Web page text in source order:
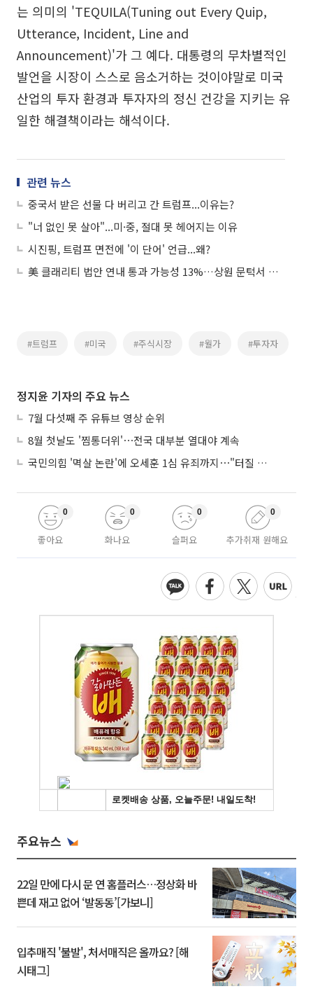
는 의미의 'TEQUILA(Tuning out Every Quip,
Utterance, Incident, Line and
Announcement)'가 그 예다. 대통령의 무차별적인
발언을 시장이 스스로 음소거하는 것이야말로 미국
산업의 투자 환경과 투자자의 정신 건강을 지키는 유
일한 해결책이라는 해석이다.
관련 뉴스
중국서 받은 선물 다 버리고 간 트럼프...이유는?
"너 없인 못 살아"...미·중, 절대 못 헤어지는 이유
시진핑, 트럼프 면전에 '이 단어' 언급...왜?
美 클래리티 법안 연내 통과 가능성 13%…상원 문턱서 제동
#트럼프 #미국 #주식시장 #월가 #투자자
정지윤 기자의 주요 뉴스
7월 다섯째 주 유튜브 영상 순위
8월 첫날도 '찜통더위'⋯전국 대부분 열대야 계속
국민의힘 '멱살 논란'에 오세훈 1심 유죄까지⋯"터질 게 터졌다"
좋아요
0
화나요
0
슬퍼요
0
추가취재 원해요
0
주요뉴스
22일 만에 다시 문 연 홈플러스…정상화 바
쁜데 재고 없어 ‘발동동’[가보니]
입추매직 '불발', 처서매직은 올까요? [해
시태그]